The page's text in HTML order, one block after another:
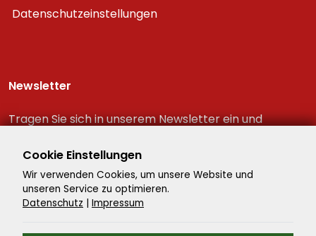
Datenschutzeinstellungen
Newsletter
Tragen Sie sich in unserem Newsletter ein und
Reiseschnäppchen!
Cookie Einstellungen
Wir verwenden Cookies, um unsere Website und
unseren Service zu optimieren.
Datenschutz | Impressum